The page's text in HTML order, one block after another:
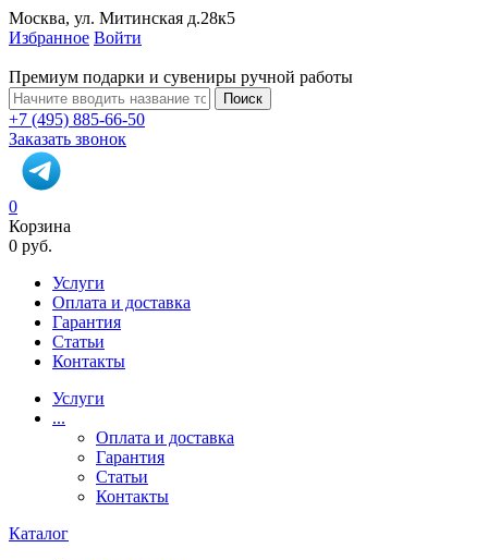
Москва, ул. Митинская д.28к5
Избранное Войти
Премиум подарки и сувениры ручной работы
Поиск
+7 (495) 885-66-50
Заказать звонок
0
Корзина
0 руб.
Услуги
Оплата и доставка
Гарантия
Статьи
Контакты
Услуги
...
Оплата и доставка
Гарантия
Статьи
Контакты
Каталог